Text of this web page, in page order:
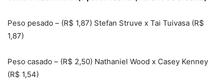
Peso pesado – (R$ 1,87) Stefan Struve x Tai Tuivasa (R$
1,87)
Peso casado – (R$ 2,50) Nathaniel Wood x Casey Kenney
(R$ 1,54)